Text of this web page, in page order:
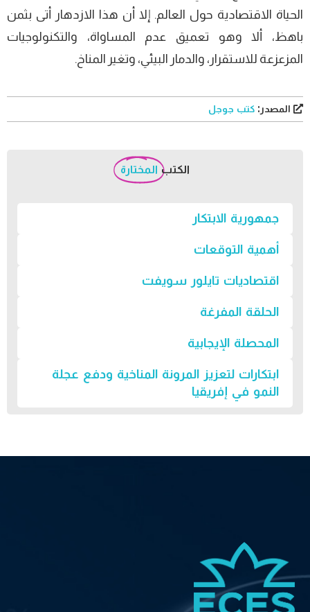
الحياة الاقتصادية حول العالم. إلا أن هذا الازدهار أتى بثمن
باهظ، ألا وهو تعميق عدم المساواة، والتكنولوجيات
المزعزعة للاستقرار، والدمار البيئي، وتغير المناخ.
المصدر: كتب جوجل
الكتب المختارة
جمهورية الابتكار
أهمية التوقعات
اقتصاديات تايلور سويفت
الحلقة المفرغة
المحصلة الإيجابية
ابتكارات لتعزيز المرونة المناخية ودفع عجلة
النمو في إفريقيا